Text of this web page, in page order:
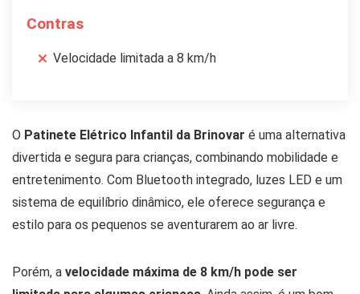
Contras
Velocidade limitada a 8 km/h
O Patinete Elétrico Infantil da Brinovar é uma alternativa
divertida e segura para crianças, combinando mobilidade e
entretenimento. Com Bluetooth integrado, luzes LED e um
sistema de equilíbrio dinâmico, ele oferece segurança e
estilo para os pequenos se aventurarem ao ar livre.
Porém, a velocidade máxima de 8 km/h pode ser